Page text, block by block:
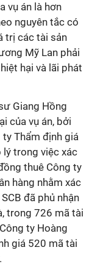
vụ án là hơn
nguyên tắc có
trị các tài sản
Mỹ Lan phải
hại và lãi phát
Giang Hồng
của vụ án, bởi
Thẩm định giá
lý trong việc xác
thuê Công ty
hàng nhằm xác
đã phủ nhận
trong 726 mã tài
ty Hoàng
giá 520 mã tài